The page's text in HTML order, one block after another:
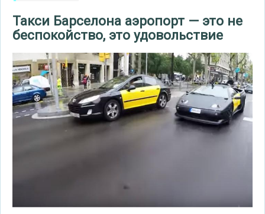
Такси Барселона аэропорт — это не
беспокойство, это удовольствие